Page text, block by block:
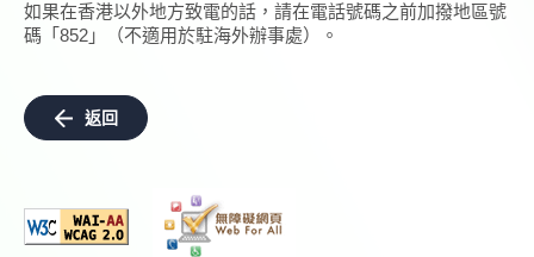
如果在香港以外地方致電的話，請在電話號碼之前加撥地區號
碼「852」（不適用於駐海外辦事處）。
返回